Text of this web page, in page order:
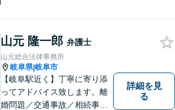
お気軽にご相談下さい。
山元 隆一郎 弁護士
山元総合法律事務所
岐阜県|岐阜市
【岐阜駅近く】丁寧に寄り添
ってアドバイス致します。離
婚問題／交通事故／相続事件
詳細を見
る